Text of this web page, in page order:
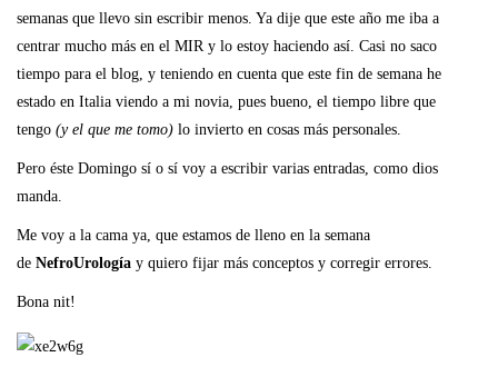
semanas que llevo sin escribir menos. Ya dije que este año me iba a
centrar mucho más en el MIR y lo estoy haciendo así. Casi no saco
tiempo para el blog, y teniendo en cuenta que este fin de semana he
estado en Italia viendo a mi novia, pues bueno, el tiempo libre que
tengo (y el que me tomo) lo invierto en cosas más personales.
Pero éste Domingo sí o sí voy a escribir varias entradas, como dios
manda.
Me voy a la cama ya, que estamos de lleno en la semana
de NefroUrología y quiero fijar más conceptos y corregir errores.
Bona nit!